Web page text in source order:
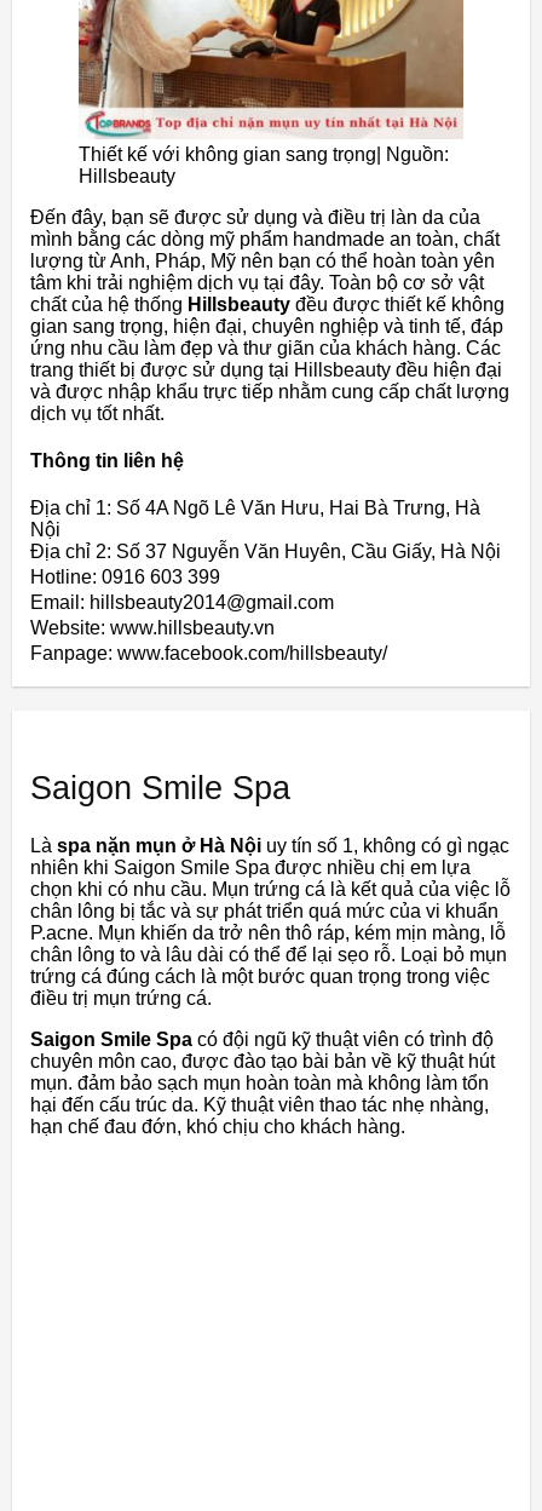
Thiết kế với không gian sang trọng| Nguồn:
Hillsbeauty
Đến đây, bạn sẽ được sử dụng và điều trị làn da của
mình bằng các dòng mỹ phẩm handmade an toàn, chất
lượng từ Anh, Pháp, Mỹ nên bạn có thể hoàn toàn yên
tâm khi trải nghiệm dịch vụ tại đây. Toàn bộ cơ sở vật
chất của hệ thống Hillsbeauty đều được thiết kế không
gian sang trọng, hiện đại, chuyên nghiệp và tinh tế, đáp
ứng nhu cầu làm đẹp và thư giãn của khách hàng. Các
trang thiết bị được sử dụng tại Hillsbeauty đều hiện đại
và được nhập khẩu trực tiếp nhằm cung cấp chất lượng
dịch vụ tốt nhất.
Thông tin liên hệ
Địa chỉ 1: Số 4A Ngõ Lê Văn Hưu, Hai Bà Trưng, Hà
Nội
Địa chỉ 2: Số 37 Nguyễn Văn Huyên, Cầu Giấy, Hà Nội
Hotline: 0916 603 399
Email: hillsbeauty2014@gmail.com
Website: www.hillsbeauty.vn
Fanpage: www.facebook.com/hillsbeauty/
Saigon Smile Spa
Là spa nặn mụn ở Hà Nội uy tín số 1, không có gì ngạc
nhiên khi Saigon Smile Spa được nhiều chị em lựa
chọn khi có nhu cầu. Mụn trứng cá là kết quả của việc lỗ
chân lông bị tắc và sự phát triển quá mức của vi khuẩn
P.acne. Mụn khiến da trở nên thô ráp, kém mịn màng, lỗ
chân lông to và lâu dài có thể để lại sẹo rỗ. Loại bỏ mụn
trứng cá đúng cách là một bước quan trọng trong việc
điều trị mụn trứng cá.
Saigon Smile Spa có đội ngũ kỹ thuật viên có trình độ
chuyên môn cao, được đào tạo bài bản về kỹ thuật hút
mụn. đảm bảo sạch mụn hoàn toàn mà không làm tổn
hại đến cấu trúc da. Kỹ thuật viên thao tác nhẹ nhàng,
hạn chế đau đớn, khó chịu cho khách hàng.